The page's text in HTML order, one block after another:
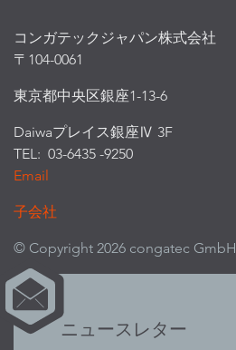
コンガテックジャパン株式会社
〒104-0061
東京都中央区銀座1-13-6
Daiwaプレイス銀座Ⅳ 3F
TEL: 03-6435 -9250
Email
子会社
© Copyright 2026 congatec GmbH
ニュースレター